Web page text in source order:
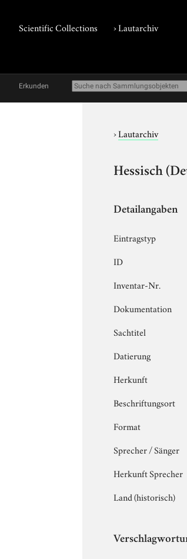
Scientific Collections ›Lautarchiv
Erkunden
›Lautarchiv
Hessisch
Detailangaben
Eintragstyp
ID
Inventar-Nr.
Dokumentation
Sachtitel
Datierung
Herkunft
Beschriftungsort
Format
Sprecher / Sänger
Herkunft Sprecher
Land (historisch)